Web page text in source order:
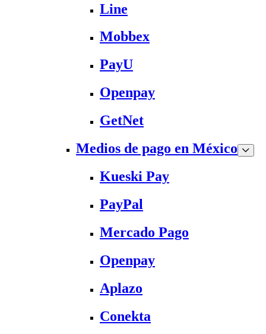
Line
Mobbex
PayU
Openpay
GetNet
Medios de pago en México
Kueski Pay
PayPal
Mercado Pago
Openpay
Aplazo
Conekta